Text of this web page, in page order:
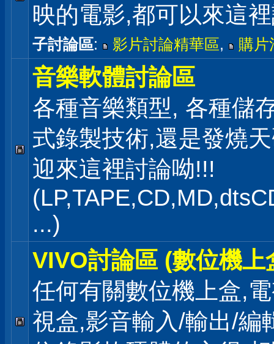
映的電影,都可以來這
子討論區: 影片討論精華區, 購片
音樂軟體討論區
各種音樂類型, 各種儲
式錄製技術,還是發燒
迎來這裡討論呦!!!
...)
VIVO討論區 (數位機上
任何有關數位機上盒,
視盒,影音輸入/輸出/編